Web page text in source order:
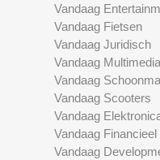
Vandaag
Vandaag Fietsen
Vandaag Juridisch
Vandaag Multimedia
Vandaag
Vandaag Scooters
Vandaag
Vandaag Financieel
Vandaag